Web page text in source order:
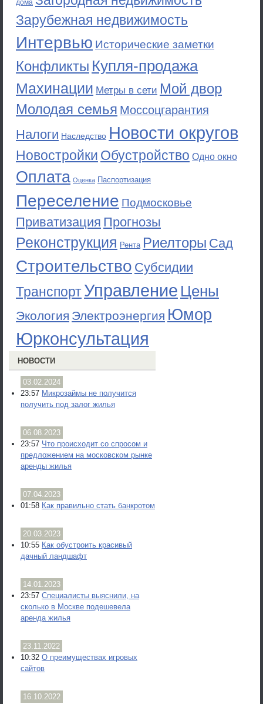
дома
Зарубежная недвижимость
Интервью Исторические заметки
Конфликты Купля-продажа
Махинации Метры в сети Мой двор
Молодая семья Моссоцгарантия
Налоги Наследство Новости округов
Новостройки Обустройство Одно окно
Оплата Оценка Паспортизация
Переселение Подмосковье
Приватизация Прогнозы
Реконструкция Рента Риелторы Сад
Строительство Субсидии
ТранспортУправление Цены
Экология Электроэнергия Юмор
Юрконсультация
НОВОСТИ
03.02.2024
23:57 Микрозаймы не получится
получить под залог жилья
06.08.2023
23:57 Что происходит со спросом и
предложением на московском рынке
аренды жилья
07.04.2023
01:58 Как правильно стать банкротом
20.03.2023
10:55 Как обустроить красивый
дачный ландшафт
14.01.2023
23:57 Специалисты выяснили, на
сколько в Москве подешевела
аренда жилья
23.11.2022
10:32 О преимуществах игровых
сайтов
16.10.2022